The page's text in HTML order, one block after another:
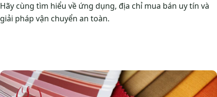
Hãy cùng tìm hiểu về ứng dụng, địa chỉ mua bán uy tín và
giải pháp vận chuyển an toàn.